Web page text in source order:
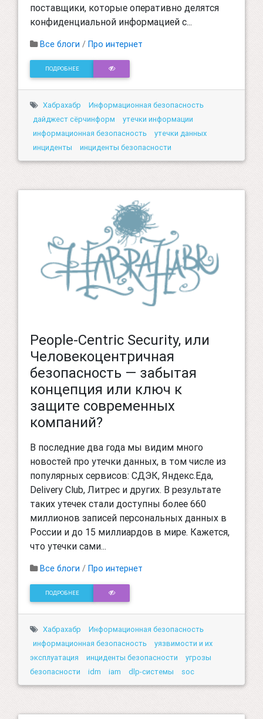
поставщики, которые оперативно делятся
конфиденциальной информацией с...
Все блоги / Про интернет
ПОДРОБНЕЕ
Хабрахабр
Информационная безопасность
дайджест сёрчинформ
утечки информации
информационная безопасность
утечки данных
инциденты
инциденты безопасности
People-Centric Security, или
Человекоцентричная
безопасность — забытая
концепция или ключ к
защите современных
компаний?
В последние два года мы видим много
новостей про утечки данных, в том числе из
популярных сервисов: СДЭК, Яндекс.Еда,
Delivery Club, Литрес и других. В результате
таких утечек стали доступны более 660
миллионов записей персональных данных в
России и до 15 миллиардов в мире. Кажется,
что утечки сами...
Все блоги / Про интернет
ПОДРОБНЕЕ
Хабрахабр
Информационная безопасность
информационная безопасность
уязвимости и их
эксплуатация
инциденты безопасности
угрозы
безопасности
idm iam dlp-системы soc